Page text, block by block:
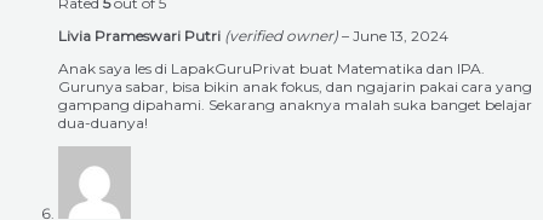
Livia Prameswari Putri (verified owner) – June 13, 2024
Anak saya les di LapakGuruPrivat buat Matematika dan IPA.
Gurunya sabar, bisa bikin anak fokus, dan ngajarin pakai cara yang
gampang dipahami. Sekarang anaknya malah suka banget belajar
dua-duanya!